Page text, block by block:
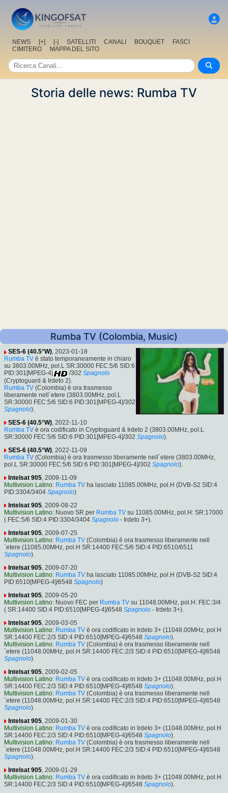
NEWS [+] [-] SATELLITI CANALI BOUQUET
FASCI
CIMITERO
MAPPA DEL SITO
Storia delle news: Rumba TV
Rumba TV (Colombia, Music)
SES-6 (40.5°W), 2023-01-18
Rumba TV è stato temporaneamente in chiaro
su 3803.00MHz, pol.L SR:30000 FEC:5/6 SID:6
PID:301[MPEG-4]
/302 Spagnolo
(Cryptoguard & Irdeto 2).
Rumba TV (Colombia) è ora trasmesso
liberamente nell´etere (3803.00MHz, pol.L
SR:30000 FEC:5/6 SID:6 PID:301[MPEG-4]/302
Spagnolo).
SES-6 (40.5°W) , 2022-11-10
Rumba TV è ora codificato in Cryptoguard & Irdeto 2 (3803.00MHz, pol.L
SR:30000 FEC:5/6 SID:6 PID:301[MPEG-4]/302 Spagnolo).
SES-6 (40.5°W) , 2022-11-09
Rumba TV (Colombia) è ora trasmesso liberamente nell´etere (3803.00MHz,
pol.L SR:30000 FEC:5/6 SID:6 PID:301[MPEG-4]/302 Spagnolo).
Intelsat 905 , 2009-11-09
Multivision Latino: Rumba TV ha lasciato 11085.00MHz, pol.H (DVB-S2 SID:4
PID:3304/3404 Spagnolo)
Intelsat 905 , 2009-08-22
Multivision Latino: Nuovo SR per Rumba TV su 11085.00MHz, pol.H: SR:17000
( FEC:5/6 SID:4 PID:3304/3404 Spagnolo - Irdeto 3+).
Intelsat 905 , 2009-07-25
Multivision Latino: Rumba TV (Colombia) è ora trasmesso liberamente nell
´etere (11085.00MHz, pol.H SR:14400 FEC:5/6 SID:4 PID:6510/6511
Spagnolo).
Intelsat 905 , 2009-07-20
Multivision Latino: Rumba TV ha lasciato 11085.00MHz, pol.H (DVB-S2 SID:4
PID:6510[MPEG-4]/6548 Spagnolo)
Intelsat 905 , 2009-05-20
Multivision Latino: Nuovo FEC per Rumba TV su 11048.00MHz, pol.H: FEC:3/4
( SR:14400 SID:4 PID:6510[MPEG-4]/6548 Spagnolo - Irdeto 3+).
Intelsat 905 , 2009-03-05
Multivision Latino: Rumba TV è ora codificato in Irdeto 3+ (11048.00MHz, pol.H
SR:14400 FEC:2/3 SID:4 PID:6510[MPEG-4]/6548 Spagnolo).
Multivision Latino: Rumba TV (Colombia) è ora trasmesso liberamente nell
´etere (11048.00MHz, pol.H SR:14400 FEC:2/3 SID:4 PID:6510[MPEG-4]/6548
Spagnolo).
Intelsat 905 , 2009-02-05
Multivision Latino: Rumba TV è ora codificato in Irdeto 3+ (11048.00MHz, pol.H
SR:14400 FEC:2/3 SID:4 PID:6510[MPEG-4]/6548 Spagnolo).
Multivision Latino: Rumba TV (Colombia) è ora trasmesso liberamente nell
´etere (11048.00MHz, pol.H SR:14400 FEC:2/3 SID:4 PID:6510[MPEG-4]/6548
Spagnolo).
Intelsat 905 , 2009-01-30
Multivision Latino: Rumba TV è ora codificato in Irdeto 3+ (11048.00MHz, pol.H
SR:14400 FEC:2/3 SID:4 PID:6510[MPEG-4]/6548 Spagnolo).
Multivision Latino: Rumba TV (Colombia) è ora trasmesso liberamente nell
´etere (11048.00MHz, pol.H SR:14400 FEC:2/3 SID:4 PID:6510[MPEG-4]/6548
Spagnolo).
Intelsat 905 , 2009-01-29
Multivision Latino: Rumba TV è ora codificato in Irdeto 3+ (11048.00MHz, pol.H
SR:14400 FEC:2/3 SID:4 PID:6510[MPEG-4]/6548 Spagnolo).